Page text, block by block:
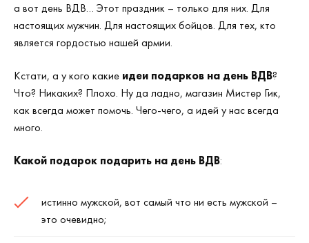
а вот день ВДВ… Этот праздник – только для них. Для
настоящих мужчин. Для настоящих бойцов. Для тех, кто
является гордостью нашей армии.
Кстати, а у кого какие идеи подарков на день ВДВ?
Что? Никаких? Плохо. Ну да ладно, магазин Мистер Гик,
как всегда может помочь. Чего-чего, а идей у нас всегда
много.
Какой подарок подарить на день ВДВ:
истинно мужской, вот самый что ни есть мужской –
это очевидно;